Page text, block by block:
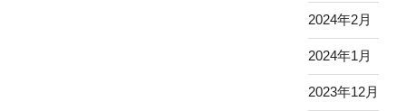
2024年2月
2024年1月
2023年12月